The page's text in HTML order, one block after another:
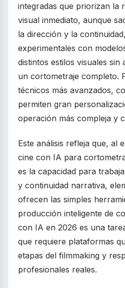
integradas que priorizan la
visual inmediato, aunque
la dirección y la
experimentales con
distintos estilos visuales sin
un cortometraje completo.
técnicos más avanzados,
permiten gran
operación más compleja y
Este análisis refleja que, al
cine con IA para
es la capacidad para
y continuidad narrativa,
ofrecen las simples
producción inteligente de
con IA en 2026 es una
que requiere plataformas
etapas del filmmaking y
profesionales reales.